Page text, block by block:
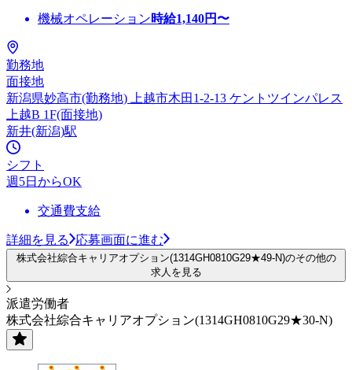
機械オペレーション時給1,140円〜
勤務地
面接地
新潟県妙高市(勤務地) 上越市木田1-2-13 ケントツインパレス
上越B 1F(面接地)
新井(新潟)駅
シフト
週5日からOK
交通費支給
詳細を見る 応募画面に進む
株式会社綜合キャリアオプション(1314GH0810G29★49-N)のその他の
求人を見る
派遣労働者
株式会社綜合キャリアオプション(1314GH0810G29★30-N)